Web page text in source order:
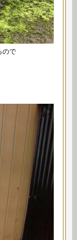
ので